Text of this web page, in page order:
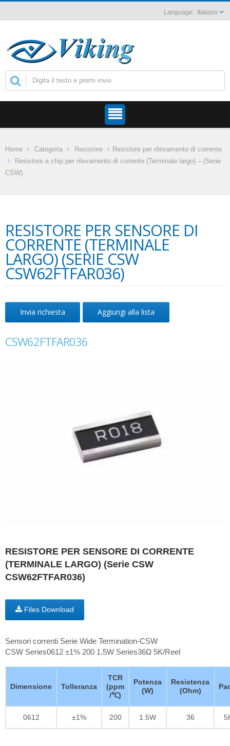
Italiano
Home Categoria Resistore
Resistore per rilevamento di corrente
Resistore a chip per rilevamento di corrente (Terminale largo) – (Serie
CSW)
RESISTORE PER SENSORE DI
CORRENTE (TERMINALE
LARGO) (SERIE CSW
CSW62FTFAR036)
Invia richiesta Aggiungi alla lista
CSW62FTFAR036
RESISTORE PER SENSORE DI CORRENTE
(TERMINALE LARGO) (Serie CSW
CSW62FTFAR036)
Files Download
Sensori correnti Serie Wide Termination-CSW
CSW Series0612 ±1% 200 1.5W Series36Ω 5K/Reel
Dimensione Tolleranza
TCR
(ppm
/℃)
Potenza
(W)
Resistenza
(Ohm)
0612 ±1% 200 1.5W 36